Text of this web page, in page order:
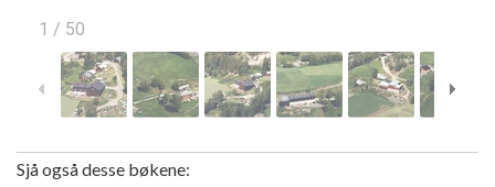
1 / 50
Sjå også desse bøkene: